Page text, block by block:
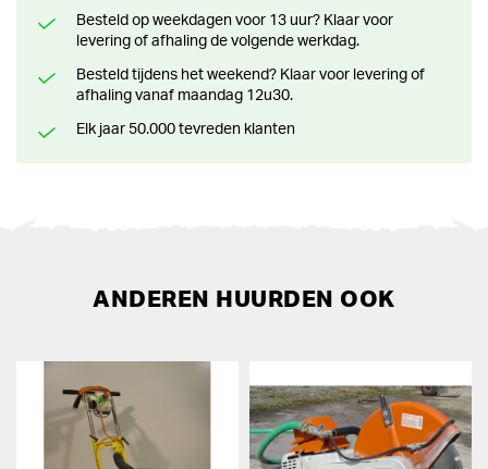
Besteld op weekdagen voor 13 uur? Klaar voor
levering of afhaling de volgende werkdag.
Besteld tijdens het weekend? Klaar voor levering of
afhaling vanaf maandag 12u30.
Elk jaar 50.000 tevreden klanten
ANDEREN HUURDEN OOK